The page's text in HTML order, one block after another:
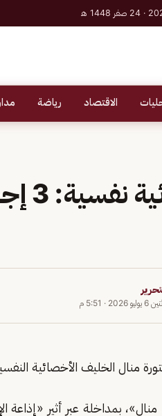
الاقتصاد رياضة
يوليو 2026 · 5:51 م
منال الخليف الأخصائية
بمداخلة عبر أثير «إذاعة